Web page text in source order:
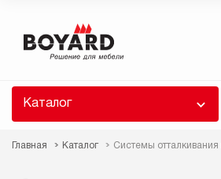
Каталог
Главная Каталог Системы
Восстановление пароля
высланы вам по E-Mail.
ссылку для восстановления